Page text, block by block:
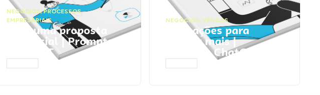
NEGÓCIOS,PROCESSOS
EMPRESARIAIS
Faça uma proposta
comercial | Prompts
ChatGPT
NEGÓCIOS, VENDAS
Faça ações para
vender mais |
Prompts ChatGPT